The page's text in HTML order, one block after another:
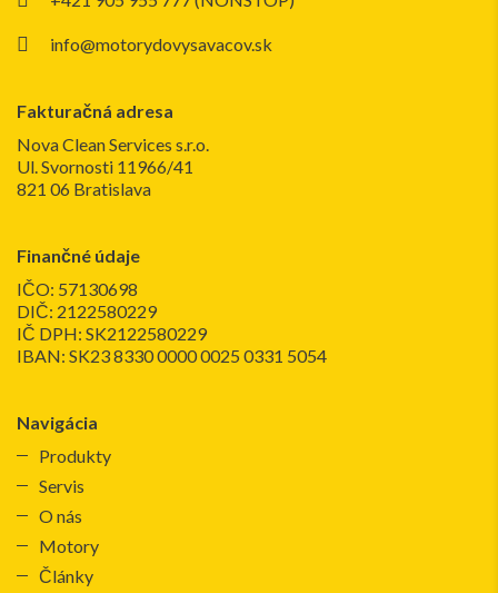
info@motorydovysavacov.sk
Fakturačná adresa
Nova Clean Services s.r.o.
Ul. Svornosti 11966/41
821 06 Bratislava
Finančné údaje
IČO: 57130698
DIČ: 2122580229
IČ DPH: SK2122580229
IBAN: SK23 8330 0000 0025 0331 5054
Navigácia
Produkty
Servis
O nás
Motory
Články